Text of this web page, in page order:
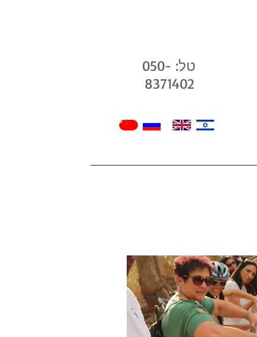
טל: 050-
8371402